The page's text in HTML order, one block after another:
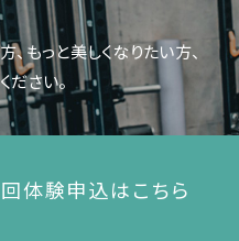
もっと美しくなりたい方、
さい。
体験申込はこちら